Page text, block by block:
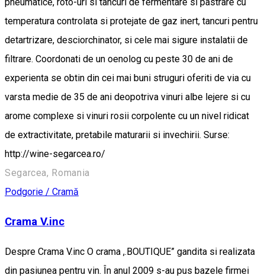
temperatura controlata si protejate de gaz inert, tancuri pentru
detartrizare, desciorchinator, si cele mai sigure instalatii de
filtrare. Coordonati de un oenolog cu peste 30 de ani de
experienta se obtin din cei mai buni struguri oferiti de via cu
varsta medie de 35 de ani deopotriva vinuri albe lejere si cu
arome complexe si vinuri rosii corpolente cu un nivel ridicat
de extractivitate, pretabile maturarii si invechirii. Surse:
http://wine-segarcea.ro/
Segarcea, Romania
Podgorie / Cramă
Crama V.inc
Despre Crama V.inc O crama ,.BOUTIQUE” gandita si realizata
din pasiunea pentru vin. În anul 2009 s-au pus bazele firmei